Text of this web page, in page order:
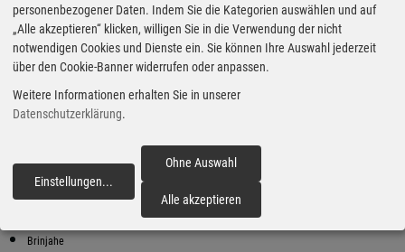
2.049€
Super E10
Kaaksburg 1
Preiswerter tanken - finden Sie die günstigsten Benzin und Diesel
Preise in Ihrer Stadt
Brinjahe
personenbezogener Daten. Indem Sie die Kategorien auswählen und auf
„Alle akzeptieren“ klicken, willigen Sie in die Verwendung der nicht
notwendigen Cookies und Dienste ein. Sie können Ihre Auswahl jederzeit
über den Cookie-Banner widerrufen oder anpassen.
Weitere Informationen erhalten Sie in unserer
Datenschutzerklärung.
Einstellungen...
Ohne Auswahl
Alle akzeptieren